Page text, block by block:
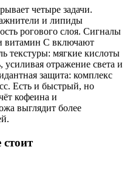
четыре задачи.
и липиды
рогового слоя. Сигналы
витамин С включают
текстуры: мягкие кислоты
отражение света и
защита: комплекс
Есть и быстрый, но
кофеина и
выглядит более